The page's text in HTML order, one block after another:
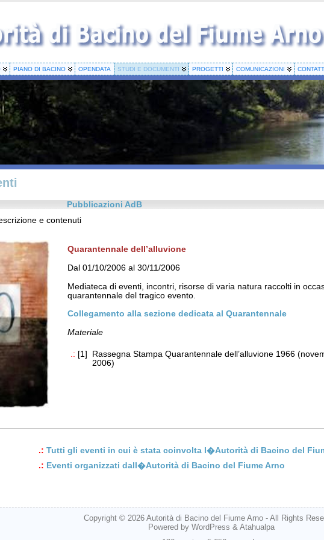
PIANO DI BACINO OPENDATA STUDI E DOCUMENTI PROGETTI COMUNICAZIONI
Pubblicazioni AdB
e contenuti
Quarantennale dell’alluvione
Dal 01/10/2006 al 30/11/2006
Mediateca di eventi, incontri, risorse di varia natura raccolti in
quarantennale del tragico evento.
Collegamento alla sezione dedicata al Quarantennale
Materiale
.: [1]
Rassegna Stampa Quarantennale dell’alluvione 1966
2006)
.: Tutti gli eventi in cui è stata coinvolta l�Autorità di Bacino del
.: Eventi organizzati dall�Autorità di Bacino del Fiume Arno
Copyright © 2026 Autorità di Bacino del Fiume Arno- All Rights
Powered by WordPress & Atahualpa